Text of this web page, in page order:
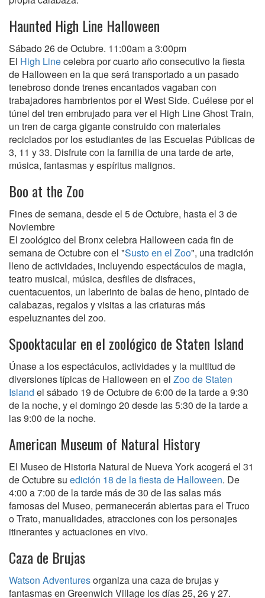
Haunted High Line Halloween
Sábado 26 de Octubre. 11:00am a 3:00pm
El High Linecelebra por cuarto año consecutivo la fiesta
de Halloween en la que será transportado a un pasado
tenebroso donde trenes encantados vagaban con
trabajadores hambrientos por el West Side. Cuélese por el
túnel del tren embrujado para ver el High Line Ghost Train,
un tren de carga gigante construido con materiales
reciclados por los estudiantes de las Escuelas Públicas de
3, 11 y 33. Disfrute con la familia de una tarde de arte,
música, fantasmas y espíritus malignos.
Boo at the Zoo
Fines de semana, desde el 5 de Octubre, hasta el 3 de
Noviembre
El zoológico del Bronx celebra Halloween cada fin de
semana de Octubre con el "Susto en el Zoo", una tradición
lleno de actividades, incluyendo espectáculos de magia,
teatro musical, música, desfiles de disfraces,
cuentacuentos, un laberinto de balas de heno, pintado de
calabazas, regalos y visitas a las criaturas más
espeluznantes del zoo.
Spooktacular en el zoológico de Staten Island
Únase a los espectáculos, actividades y la multitud de
diversiones típicas de Halloween en el Zoo de Staten
Island el sábado 19 de Octubre de 6:00 de la tarde a 9:30
de la noche, y el domingo 20 desde las 5:30 de la tarde a
las 9:00 de la noche.
American Museum of Natural History
El Museo de Historia Natural de Nueva York acogerá el 31
de Octubre su edición 18 de la fiesta de Halloween. De
4:00 a 7:00 de la tarde más de 30 de las salas más
famosas del Museo, permanecerán abiertas para el Truco
o Trato, manualidades, atracciones con los personajes
itinerantes y actuaciones en vivo.
Caza de Brujas
Watson Adventuresorganiza una caza de brujas y
fantasmas en Greenwich Village los días 25, 26 y 27.